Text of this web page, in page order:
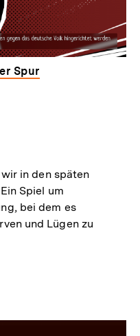
Spur
in den späten
Spiel um
bei dem es
und Lügen zu